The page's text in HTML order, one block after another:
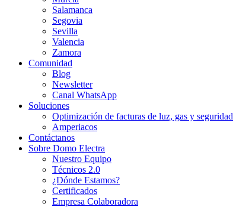
Salamanca
Segovia
Sevilla
Valencia
Zamora
Comunidad
Blog
Newsletter
Canal WhatsApp
Soluciones
Optimización de facturas de luz, gas y seguridad
Amperiacos
Contáctanos
Sobre Domo Electra
Nuestro Equipo
Técnicos 2.0
¿Dónde Estamos?
Certificados
Empresa Colaboradora